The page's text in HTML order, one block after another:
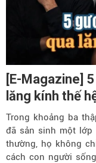
[E-Magazine]
lăng kính thế
Trong khoảng ba
đã sản sinh một lớp
thường, họ không
cách con người